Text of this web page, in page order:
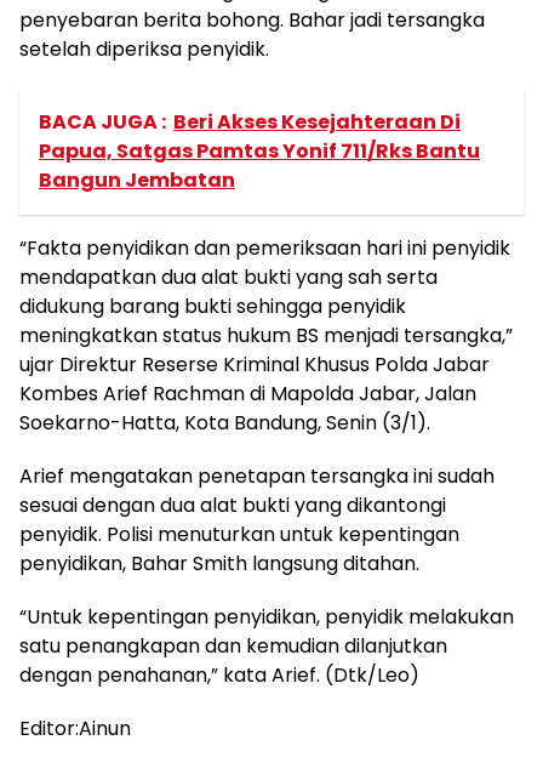
penyebaran berita bohong. Bahar jadi tersangka
setelah diperiksa penyidik.
BACA JUGA : Beri Akses Kesejahteraan Di
Papua, Satgas Pamtas Yonif 711/Rks Bantu
Bangun Jembatan
“Fakta penyidikan dan pemeriksaan hari ini penyidik
mendapatkan dua alat bukti yang sah serta
didukung barang bukti sehingga penyidik
meningkatkan status hukum BS menjadi tersangka,”
ujar Direktur Reserse Kriminal Khusus Polda Jabar
Kombes Arief Rachman di Mapolda Jabar, Jalan
Soekarno-Hatta, Kota Bandung, Senin (3/1).
Arief mengatakan penetapan tersangka ini sudah
sesuai dengan dua alat bukti yang dikantongi
penyidik. Polisi menuturkan untuk kepentingan
penyidikan, Bahar Smith langsung ditahan.
“Untuk kepentingan penyidikan, penyidik melakukan
satu penangkapan dan kemudian dilanjutkan
dengan penahanan,” kata Arief. (Dtk/Leo)
Editor:Ainun